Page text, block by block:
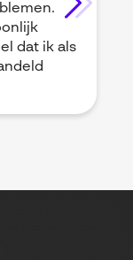
dat ik als